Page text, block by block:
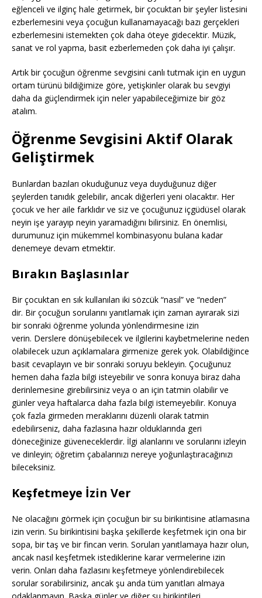
eğlenceli ve ilginç hale getirmek, bir çocuktan bir şeyler listesini
ezberlemesini veya çocuğun kullanamayacağı bazı gerçekleri
ezberlemesini istemekten çok daha öteye gidecektir. Müzik,
sanat ve rol yapma, basit ezberlemeden çok daha iyi çalışır.
Artık bir çocuğun öğrenme sevgisini canlı tutmak için en uygun
ortam türünü bildiğimize göre, yetişkinler olarak bu sevgiyi
daha da güçlendirmek için neler yapabileceğimize bir göz
atalım.
Öğrenme Sevgisini Aktif Olarak
Geliştirmek
Bunlardan bazıları okuduğunuz veya duyduğunuz diğer
şeylerden tanıdık gelebilir, ancak diğerleri yeni olacaktır. Her
çocuk ve her aile farklıdır ve siz ve çocuğunuz içgüdüsel olarak
neyin işe yarayıp neyin yaramadığını bilirsiniz. En önemlisi,
durumunuz için mükemmel kombinasyonu bulana kadar
denemeye devam etmektir.
Bırakın Başlasınlar
Bir çocuktan en sık kullanılan iki sözcük “nasıl” ve “neden”
dir. Bir çocuğun sorularını yanıtlamak için zaman ayırarak sizi
bir sonraki öğrenme yolunda yönlendirmesine izin
verin. Derslere dönüşebilecek ve ilgilerini kaybetmelerine neden
olabilecek uzun açıklamalara girmenize gerek yok. Olabildiğince
basit cevaplayın ve bir sonraki soruyu bekleyin. Çocuğunuz
hemen daha fazla bilgi isteyebilir ve sonra konuya biraz daha
derinlemesine girebilirsiniz veya o an için tatmin olabilir ve
günler veya haftalarca daha fazla bilgi istemeyebilir. Konuya
çok fazla girmeden meraklarını düzenli olarak tatmin
edebilirseniz, daha fazlasına hazır olduklarında geri
döneceğinize güveneceklerdir. İlgi alanlarını ve sorularını izleyin
ve dinleyin; öğretim çabalarınızı nereye yoğunlaştıracağınızı
bileceksiniz.
Keşfetmeye İzin Ver
Ne olacağını görmek için çocuğun bir su birikintisine atlamasına
izin verin. Su birikintisini başka şekillerde keşfetmek için ona bir
sopa, bir taş ve bir fincan verin. Soruları yanıtlamaya hazır olun,
ancak nasıl keşfetmek istediklerine karar vermelerine izin
verin. Onları daha fazlasını keşfetmeye yönlendirebilecek
sorular sorabilirsiniz, ancak şu anda tüm yanıtları almaya